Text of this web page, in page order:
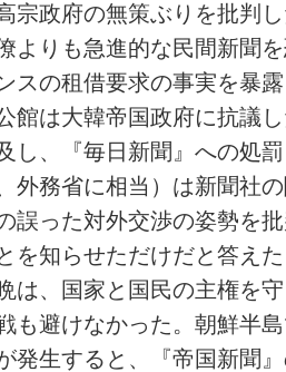
宗政府の無策ぶりを批判
よりも急進的な民間新聞
スの租借要求の事実を暴
館は大韓帝国政府に抗議
し、『毎日新聞』への処
外務省に相当）は新聞社
誤った対外交渉の姿勢を
を知らせただけだと答え
は、国家と国民の主権を
も避けなかった。朝鮮半
発生すると、『帝国新聞